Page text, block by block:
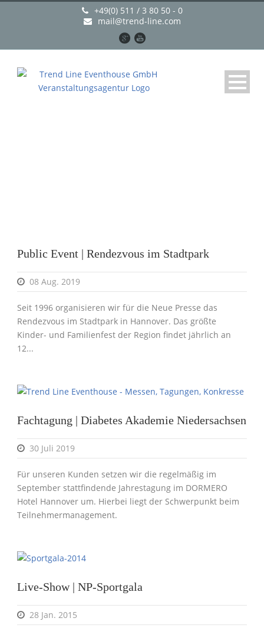
+49(0) 511 / 3 80 50 - 0
mail@trend-line.com
Public Event | Rendezvous im Stadtpark
08 Aug. 2019
Seit 1996 organisieren wir für die Neue Presse das
Rendezvous im Stadtpark in Hannover. Das größte
Kinder- und Familienfest der Region findet jährlich an
12...
Fachtagung | Diabetes Akademie Niedersachsen
30 Juli 2019
Für unseren Kunden setzen wir die regelmäßig im
September stattfindende Jahrestagung im DORMERO
Hotel Hannover um. Hierbei liegt der Schwerpunkt beim
Teilnehmermanagement.
Live-Show | NP-Sportgala
28 Jan. 2015